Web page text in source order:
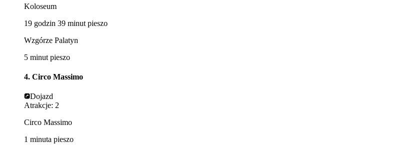
Koloseum
19 godzin 39 minut pieszo
Wzgórze Palatyn
5 minut pieszo
4. Circo Massimo
Dojazd
Atrakcje: 2
Circo Massimo
1 minuta pieszo